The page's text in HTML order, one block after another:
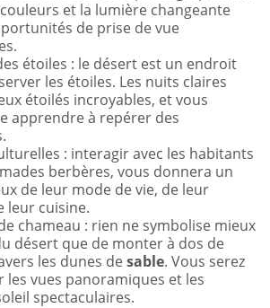
et la lumière changeante
de prise de vue
étoiles : le désert est un endroit
les étoiles. Les nuits claires
étoilés incroyables, et vous
apprendre à repérer des
: interagir avec les habitants
berbères, vous donnera un
de leur mode de vie, de leur
leur cuisine.
chameau : rien ne symbolise mieux
désert que de monter à dos de
les dunes desable. Vous serez
les vues panoramiques et les
spectaculaires.